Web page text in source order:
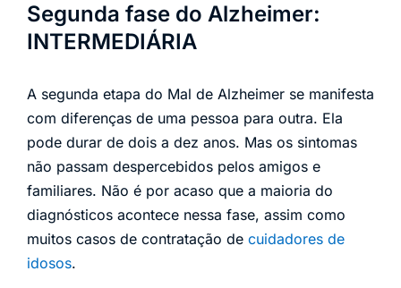
Segunda fase do Alzheimer:
INTERMEDIÁRIA
A segunda etapa do Mal de Alzheimer se manifesta
com diferenças de uma pessoa para outra. Ela
pode durar de dois a dez anos. Mas os sintomas
não passam despercebidos pelos amigos e
familiares. Não é por acaso que a maioria do
diagnósticos acontece nessa fase, assim como
muitos casos de contratação de cuidadores de
idosos.